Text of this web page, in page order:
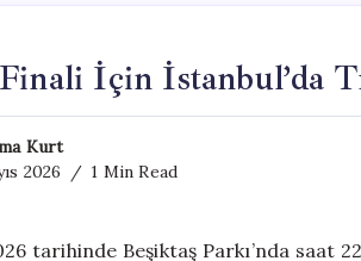
İçin İstanbul’da
Kurt
2026
1 Min Read
tarihinde Beşiktaş Parkı’nda saat